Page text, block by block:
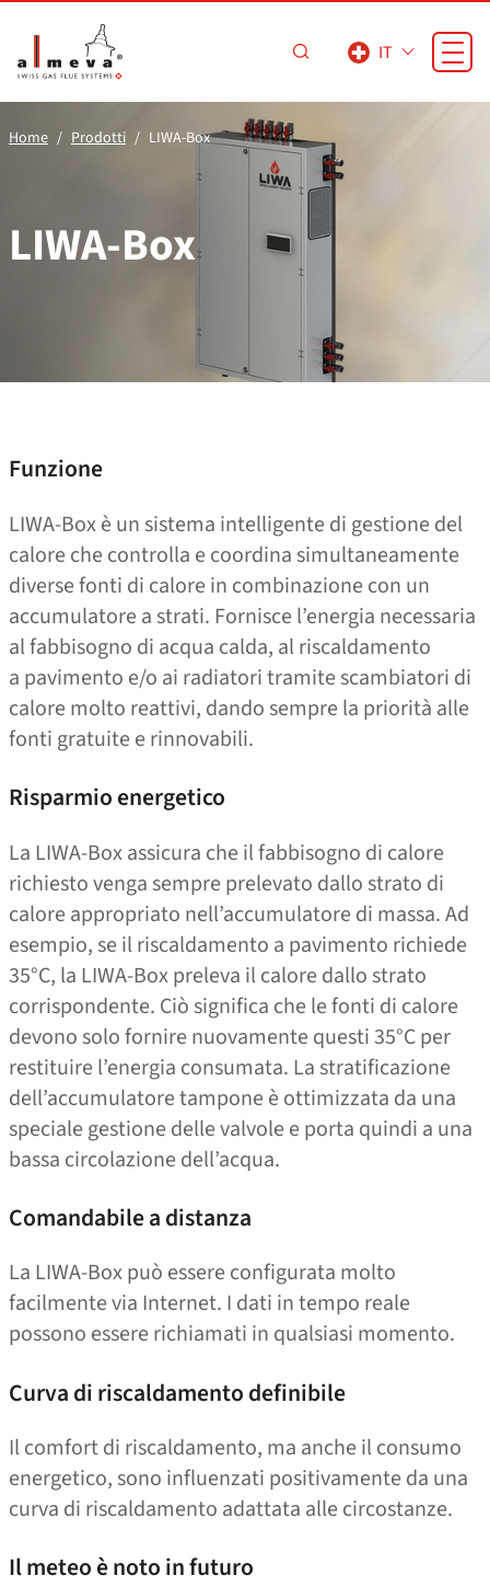
IT
Home Prodotti LIWA-Box
LIWA-Box
Funzione
LIWA-Box è un sistema intelligente di gestione del
calore che controlla e coordina simultaneamente
diverse fonti di calore in combinazione con un
accumulatore a strati. Fornisce l’energia necessaria
al fabbisogno di acqua calda, al riscaldamento
a pavimento e/​​o ai radiatori tramite scambiatori di
calore molto reattivi, dando sempre la priorità alle
fonti gratuite e rinnovabili.
Risparmio energetico
La LIWA-Box assicura che il fabbisogno di calore
richiesto venga sempre prelevato dallo strato di
calore appropriato nell’accumulatore di massa. Ad
esempio, se il riscaldamento a pavimento richiede
35°C, la LIWA-Box preleva il calore dallo strato
corrispondente. Ciò significa che le fonti di calore
devono solo fornire nuovamente questi 35°C per
restituire l’energia consumata. La stratificazione
dell’accumulatore tampone è ottimizzata da una
speciale gestione delle valvole e porta quindi a una
bassa circolazione dell’acqua.
Comandabile a distanza
La LIWA-Box può essere configurata molto
facilmente via Internet. I dati in tempo reale
possono essere richiamati in qualsiasi momento.
Curva di riscaldamento definibile
Il comfort di riscaldamento, ma anche il consumo
energetico, sono influenzati positivamente da una
curva di riscaldamento adattata alle circostanze.
Il meteo è noto in futuro